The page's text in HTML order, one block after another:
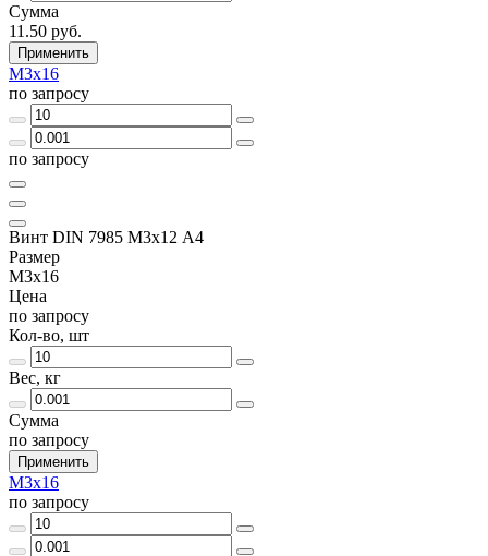
Сумма
11.50 руб.
Применить
М3х16
по запросу
по запросу
Винт DIN 7985 М3х12 A4
Размер
М3х16
Цена
по запросу
Кол-во, шт
Вес, кг
Сумма
по запросу
Применить
М3х16
по запросу